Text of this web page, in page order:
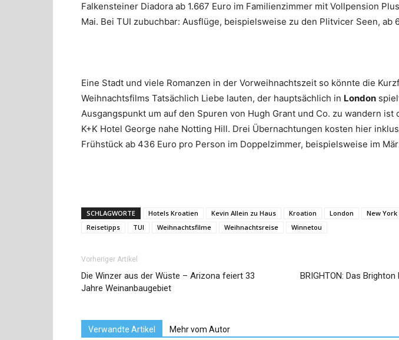
Falkensteiner Diadora ab 1.667 Euro im Familienzimmer mit Vollpension
Mai. Bei TUI zubuchbar: Ausflüge, beispielsweise zu den Plitvicer Seen, ab
Eine Stadt und viele Romanzen in der Vorweihnachtszeit so könnte die
Weihnachtsfilms Tatsächlich Liebe lauten, der hauptsächlich in London
Ausgangspunkt um auf den Spuren von Hugh Grant und Co. zu wandern
K+K Hotel George nahe Notting Hill. Drei Übernachtungen kosten hier
Frühstück ab 436 Euro pro Person im Doppelzimmer, beispielsweise im
SCHLAGWORTE Hotels Kroatien Kevin Allein zu Haus Kroation London New York
Reisetipps
TUI Weihnachtsfilme Weihnachtsreise Winnetou
Vorheriger Artikel
Die Winzer aus der Wüste – Arizona feiert 33
Jahre Weinanbaugebiet
BRIGHTON: Das
Verwandte Artikel Mehr vom Autor